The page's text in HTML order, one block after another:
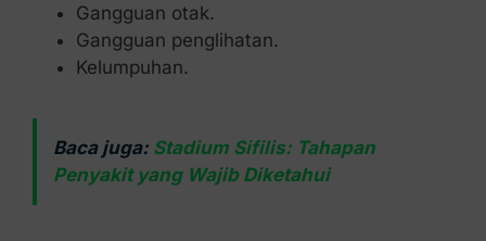
Gangguan otak.
Gangguan penglihatan.
Kelumpuhan.
Baca juga: Stadium Sifilis: Tahapan
Penyakit yang Wajib Diketahui